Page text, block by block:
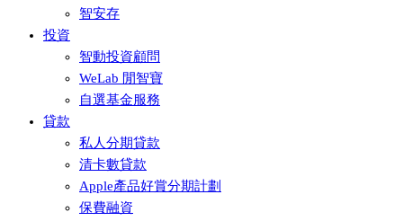
智安存
投資
智動投資顧問
WeLab 閒智寶
自選基金服務
貸款
私人分期貸款
清卡數貸款
Apple產品好賞分期計劃
保費融資